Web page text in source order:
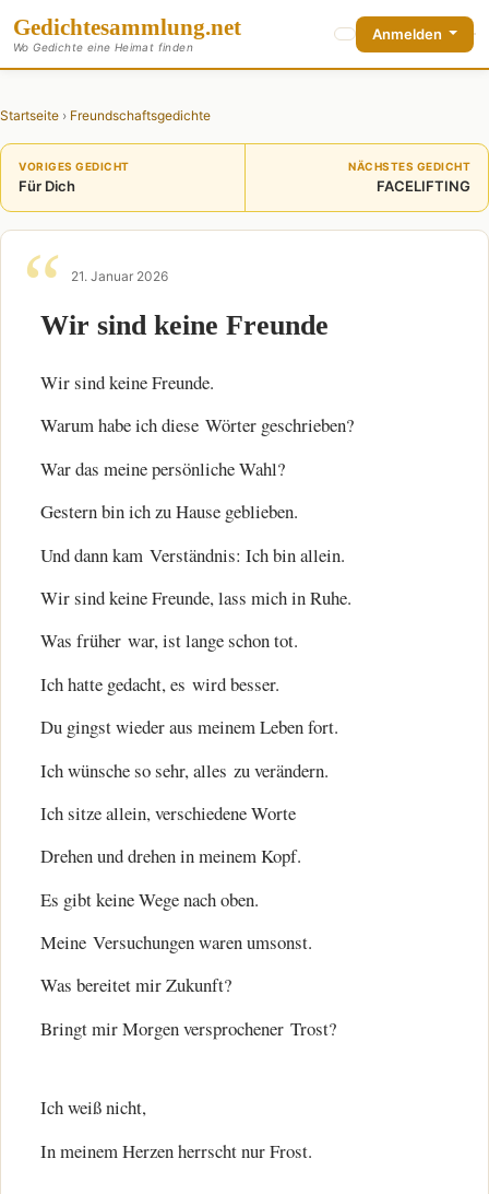
Gedichtesammlung.net
Wo Gedichte eine Heimat finden
Anmelden
Startseite › Freundschaftsgedichte
VORIGES GEDICHT
Für Dich
NÄCHSTES GEDICHT
FACELIFTING
21. Januar 2026
Wir sind keine Freunde
Wir sind keine Freunde.
Warum habe ich diese Wörter geschrieben?
War das meine persönliche Wahl?
Gestern bin ich zu Hause geblieben.
Und dann kam Verständnis: Ich bin allein.
Wir sind keine Freunde, lass mich in Ruhe.
Was früher war, ist lange schon tot.
Ich hatte gedacht, es wird besser.
Du gingst wieder aus meinem Leben fort.
Ich wünsche so sehr, alles zu verändern.
Ich sitze allein, verschiedene Worte
Drehen und drehen in meinem Kopf.
Es gibt keine Wege nach oben.
Meine Versuchungen waren umsonst.
Was bereitet mir Zukunft?
Bringt mir Morgen versprochener Trost?
Ich weiß nicht,
In meinem Herzen herrscht nur Frost.